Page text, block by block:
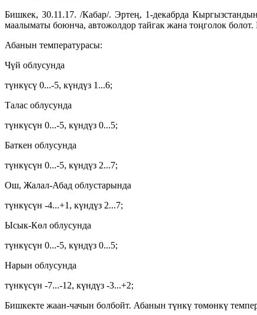
Бишкек, 30.11.17. /Кабар/. Эртең, 1-декабрда
маалыматы боюнча, автожолдор тайгак жана тоңголок
Абанын температурасы:
Чүй облусунда
түнкүсү 0...-5, күндүз 1...6;
Талас облусунда
түнкүсүн 0...-5, күндүз 0...5;
Баткен облусунда
түнкүсүн 0...-5, күндүз 2...7;
Ош, Жалал-Абад облустарында
түнкүсүн -4...+1, күндүз 2...7;
Ысык-Көл облусунда
түнкүсүн 0...-5, күндүз 0...5;
Нарын облусунда
түнкүсүн -7...-12, күндүз -3...+2;
Бишкекте жаан-чачын болбойт. Абанын түнкү төмөнкү